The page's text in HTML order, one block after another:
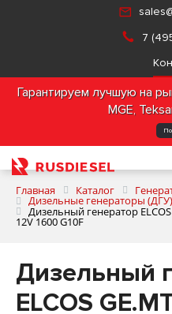
7
Гарантируем лучшую на
MGE,
Продукция
Главная Каталог
Дизельные генераторы (ДГУ)
Дизельный генератор
12V 1600 G10F
Дизельный
ELCOS